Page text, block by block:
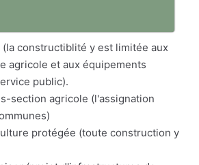
(la constructiblité y est limitée aux
agricole et aux équipements
public).
section agricole (l'assignation
protégée (toute construction y